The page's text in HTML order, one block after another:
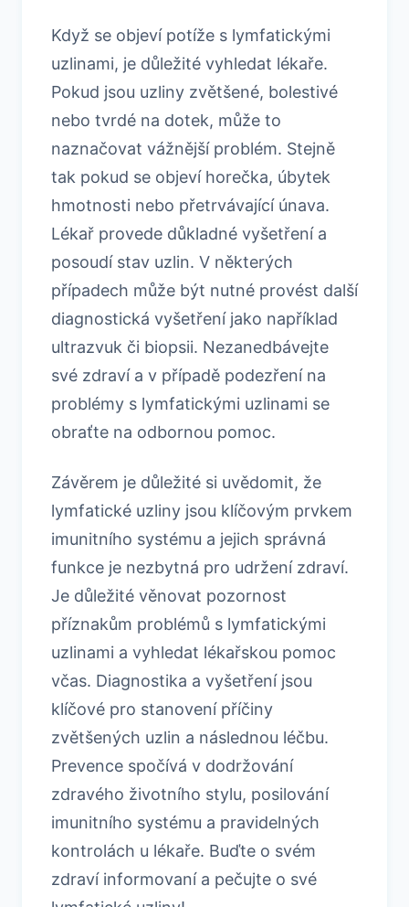
Když se objeví potíže s lymfatickými
uzlinami, je důležité vyhledat lékaře.
Pokud jsou uzliny zvětšené, bolestivé
nebo tvrdé na dotek, může to
naznačovat vážnější problém. Stejně
tak pokud se objeví horečka, úbytek
hmotnosti nebo přetrvávající únava.
Lékař provede důkladné vyšetření a
posoudí stav uzlin. V některých
případech může být nutné provést další
diagnostická vyšetření jako například
ultrazvuk či biopsii. Nezanedbávejte
své zdraví a v případě podezření na
problémy s lymfatickými uzlinami se
obraťte na odbornou pomoc.
Závěrem je důležité si uvědomit, že
lymfatické uzliny jsou klíčovým prvkem
imunitního systému a jejich správná
funkce je nezbytná pro udržení zdraví.
Je důležité věnovat pozornost
příznakům problémů s lymfatickými
uzlinami a vyhledat lékařskou pomoc
včas. Diagnostika a vyšetření jsou
klíčové pro stanovení příčiny
zvětšených uzlin a následnou léčbu.
Prevence spočívá v dodržování
zdravého životního stylu, posilování
imunitního systému a pravidelných
kontrolách u lékaře. Buďte o svém
zdraví informovaní a pečujte o své